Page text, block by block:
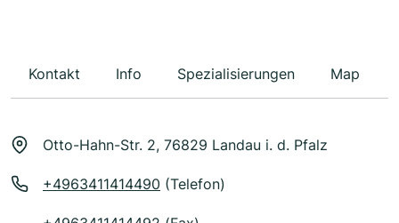
Kontakt Info Spezialisierungen Map
Otto-Hahn-Str. 2, 76829 Landau i. d. Pfalz
+4963411414490 (Telefon)